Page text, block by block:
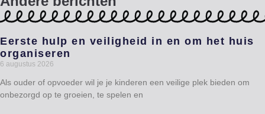
Eerste hulp en veiligheid in en om het huis
organiseren
6 augustus 2026
Als ouder of opvoeder wil je je kinderen een veilige plek bieden om
onbezorgd op te groeien, te spelen en